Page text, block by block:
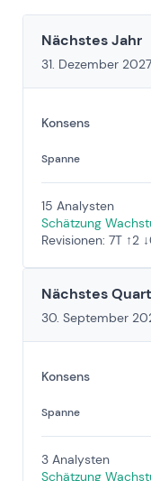
Nächstes Jahr
31. Dezember 2027
Konsens
Spanne
15 Analysten
Schätzung
Revisionen: 7T ↑2
Nächstes
30. September
Konsens
Spanne
3 Analysten
Schätzung